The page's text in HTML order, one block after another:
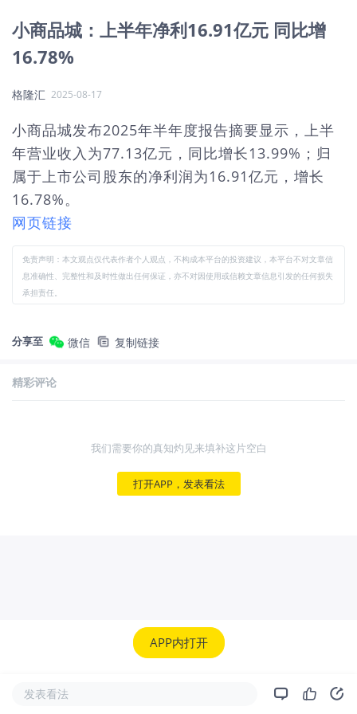
小商品城：上半年净利16.91亿元 同比增
16.78%
格隆汇 2025-08-17
小商品城发布2025年半年度报告摘要显示，上半
年营业收入为77.13亿元，同比增长13.99%；归
属于上市公司股东的净利润为16.91亿元，增长
16.78%。
网页链接
免责声明：本文观点仅代表作者个人观点，不构成本平台的投资建议，本平台不对文章信
息准确性、完整性和及时性做出任何保证，亦不对因使用或信赖文章信息引发的任何损失
承担责任。
分享至 微信 复制链接
精彩评论
我们需要你的真知灼见来填补这片空白
打开APP，发表看法
APP内打开
发表看法